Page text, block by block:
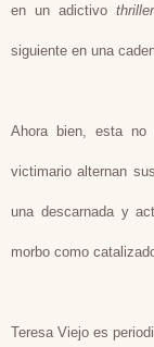
en un adictivo thriller
siguiente en una
Ahora bien, esta
victimario alternan
una descarnada y
morbo como
Teresa Viejo es